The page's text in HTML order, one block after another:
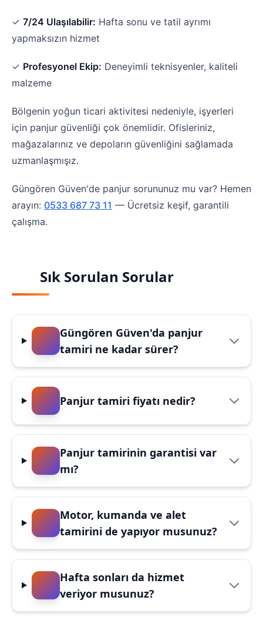
✓ 7/24 Ulaşılabilir: Hafta sonu ve tatil ayrımı
yapmaksızın hizmet
✓ Profesyonel Ekip: Deneyimli teknisyenler, kaliteli
malzeme
Bölgenin yoğun ticari aktivitesi nedeniyle, işyerleri
için panjur güvenliği çok önemlidir. Ofisleriniz,
mağazalarınız ve depoların güvenliğini sağlamada
uzmanlaşmışız.
Güngören Güven'de panjur sorununuz mu var? Hemen
arayın: 0533 687 73 11 — Ücretsiz keşif, garantili
çalışma.
Sık Sorulan Sorular
Güngören Güven'da panjur
tamiri ne kadar sürer?
Panjur tamiri fiyatı nedir?
Panjur tamirinin garantisi var
mı?
Motor, kumanda ve alet
tamirini de yapıyor musunuz?
Hafta sonları da hizmet
veriyor musunuz?